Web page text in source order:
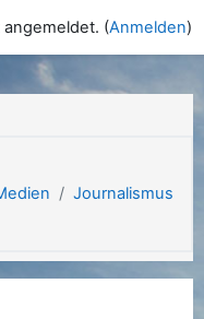
angemeldet. (Anmelden)
Journalismus